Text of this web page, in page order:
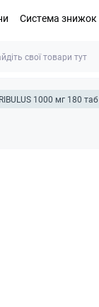
Система знижок
1000 мг 180 таб